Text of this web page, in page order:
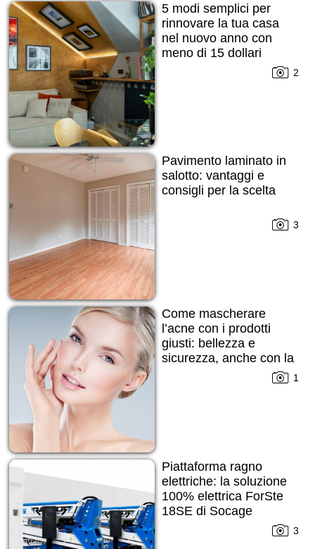
5 modi semplici per
rinnovare la tua casa
nel nuovo anno con
meno di 15 dollari
2
Pavimento laminato in
salotto: vantaggi e
consigli per la scelta
3
Come mascherare
l’acne con i prodotti
giusti: bellezza e
sicurezza, anche con la
1
Piattaforma ragno
elettriche: la soluzione
100% elettrica ForSte
18SE di Socage
3